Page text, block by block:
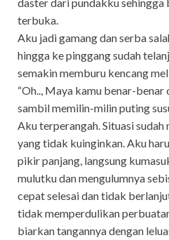
terbuka.
Aku jadi gamang dan serba
hingga ke pinggang sudah
semakin memburu kencang
“Oh.., Maya kamu benar-benar
sambil memilin-milin puting
Aku terperangah. Situasi sudah
yang tidak kuinginkan. Aku
pikir panjang, langsung
mulutku dan mengulumnya
cepat selesai dan tidak
tidak memperdulikan
biarkan tangannya dengan